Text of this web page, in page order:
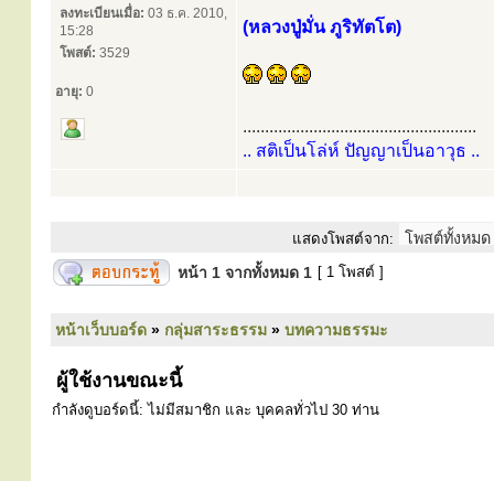
ลงทะเบียนเมื่อ: 03 ธ.ค. 2010,
15:28
โพสต์: 3529
อายุ: 0
(หลวงปู่มั่น ภูริทัตโต)
.....................................................
.. สติเป็นโล่ห์ ปัญญาเป็นอาวุธ ..
แสดงโพสต์จาก:
หน้า 1 จากทั้งหมด 1 [ 1 โพสต์ ]
หน้าเว็บบอร์ด » กลุ่มสาระธรรม » บทความธรรมะ
ผู้ใช้งานขณะนี้
กำลังดูบอร์ดนี้: ไม่มีสมาชิก และ บุคคลทั่วไป 30 ท่าน